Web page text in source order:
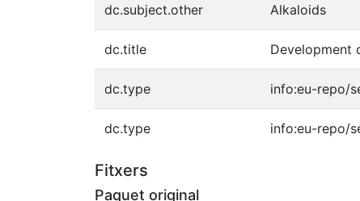
dc.subject.other Alkaloids
dc.title Development
dc.type info:eu-repo/
dc.type info:eu-repo/
Fitxers
Paquet original